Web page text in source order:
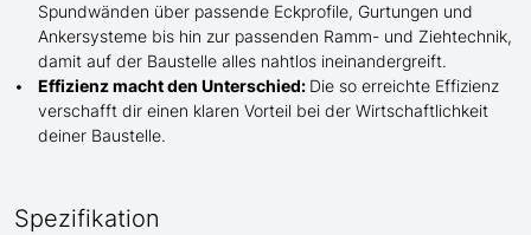
Spundwänden über passende Eckprofile, Gurtungen und
Ankersysteme bis hin zur passenden Ramm- und Ziehtechnik,
damit auf der Baustelle alles nahtlos ineinandergreift.
Effizienz macht den Unterschied: Die so erreichte Effizienz
verschafft dir einen klaren Vorteil bei der Wirtschaftlichkeit
deiner Baustelle.
Spezifikation